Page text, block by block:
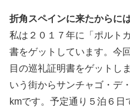
折角スペインに来たからに
私は２０１７年に「ポルト
書をゲットしています。今
目の巡礼証明書をゲットし
いう街からサンチャゴ・デ
kmです。予定通り５泊６日